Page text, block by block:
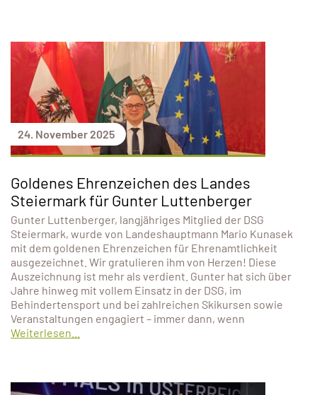
24. November 2025
Goldenes Ehrenzeichen des Landes
Steiermark für Gunter Luttenberger
Gunter Luttenberger, langjähriges Mitglied der DSG
Steiermark, wurde von Landeshauptmann Mario Kunasek
mit dem goldenen Ehrenzeichen für Ehrenamtlichkeit
ausgezeichnet. Wir gratulieren ihm von Herzen! Diese
Auszeichnung ist mehr als verdient. Gunter hat sich über
Jahre hinweg mit vollem Einsatz in der DSG, im
Behindertensport und bei zahlreichen Skikursen sowie
Veranstaltungen engagiert – immer dann, wenn
Weiterlesen...